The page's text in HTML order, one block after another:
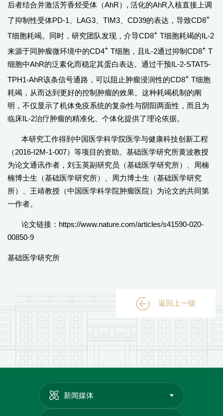
后者结合并激活芳香烃受体（AhR）, 活化的AhR入核直接上调
了抑制性受体PD-1、LAG3、TIM3、CD39的表达，导致CD8+
T细胞耗竭。同时，研究团队发现，介导CD8+ T细胞耗竭的IL-2
来源于同肿瘤微环境中的CD4+ T细胞，且IL-2通过抑制CD8+ T
细胞中AhR的泛素化而稳定其蛋白表达。通过干预IL-2-STAT5-
TPH1-AhR该条信号通路，可以阻止肿瘤浸润性的CD8+ T细胞
耗竭，从而达到更好的控制肿瘤的效果。这种耗竭机制的阐
明，不仅显示了机体免疫系统的复杂性与阴阳两面性，而且为
临床IL-2治疗肿瘤的精准化、个体化提供了理论依据。
本研究工作得到中国医学科学院医学与健康科技创新工程
（2016-I2M-1-007）等项目的资助。基础医学研究所黄波教授
为论文通讯作者，刘玉英副研究员（基础医学研究所）、周楠
楠博士生（基础医学研究所）、周力博士生（基础医学研究
所）、王靖教授（中国医学科学院肿瘤医院）为论文的共同第
一作者。
论文链接：https://www.nature.com/articles/s41590-020-
00850-9
基础医学研究所
返回上一级
新闻媒体